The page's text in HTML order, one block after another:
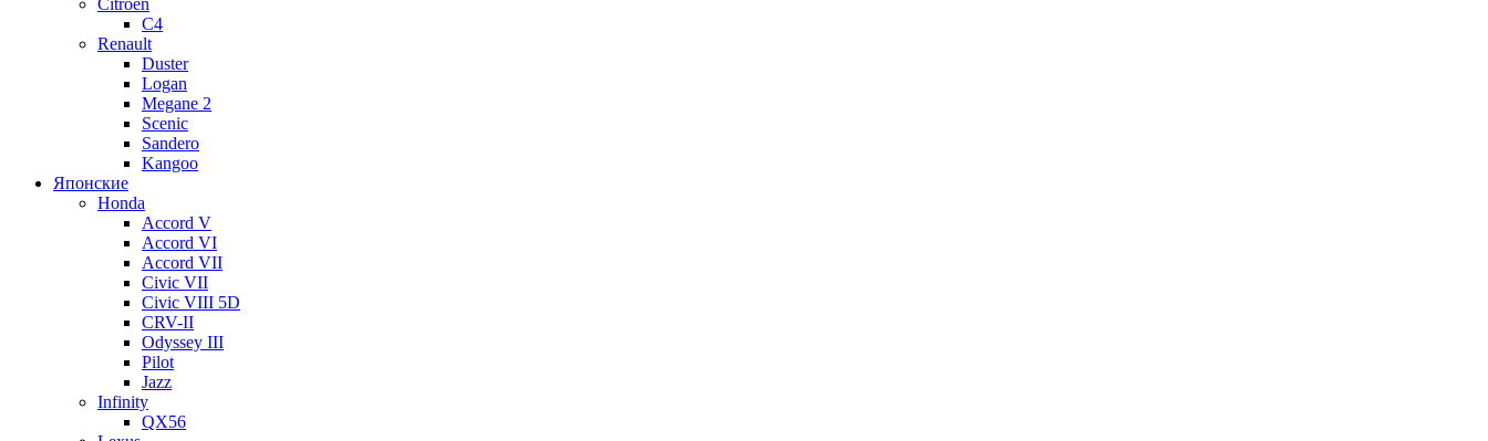
Citroen
C4
Renault
Duster
Logan
Megane 2
Scenic
Sandero
Kangoo
Японские
Honda
Accord V
Accord VI
Accord VII
Civic VII
Civic VIII 5D
CRV-II
Odyssey III
Pilot
Jazz
Infinity
QX56